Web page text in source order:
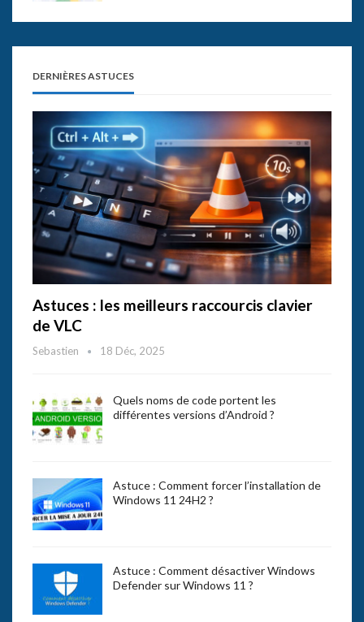
DERNIÈRES ASTUCES
Astuces : les meilleurs raccourcis clavier
de VLC
Sebastien 18 Déc, 2025
Quels noms de code portent les
différentes versions d’Android ?
Astuce : Comment forcer l’installation de
Windows 11 24H2 ?
Astuce : Comment désactiver Windows
Defender sur Windows 11 ?